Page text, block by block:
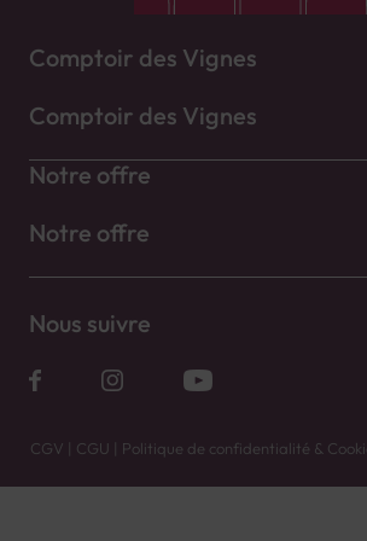
Comptoir des Vignes
Comptoir des Vignes
Notre offre
Notre offre
Nous suivre
CGV | CGU | Politique de confidentialité &